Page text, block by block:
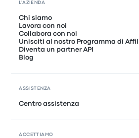
L'AZIENDA
Chi siamo
Lavora con noi
Collabora con noi
Unisciti al nostro Programma di
Diventa un partner API
Blog
ASSISTENZA
Centro assistenza
ACCETTIAMO